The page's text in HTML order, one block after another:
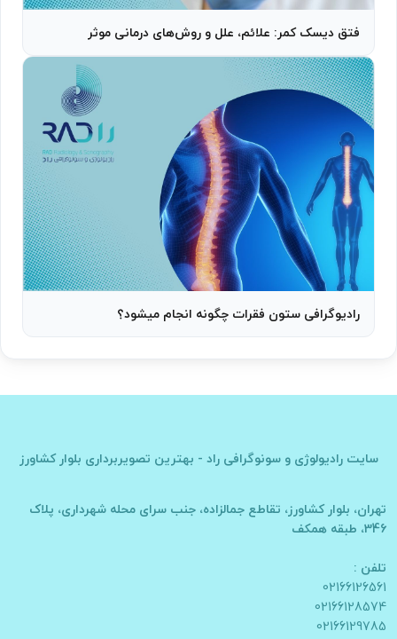
فتق دیسک کمر: علائم، علل و روش‌های درمانی موثر
رادیوگرافی ستون فقرات چگونه انجام میشود؟
سایت رادیولوژی و سونوگرافی راد - بهترین تصویربرداری بلوار کشاورز
تهران، بلوار کشاورز، تقاطع جمالزاده، جنب سرای محله شهرداری، پلاک
346، طبقه همکف
تلفن :
02166126561
02166128574
02166129785